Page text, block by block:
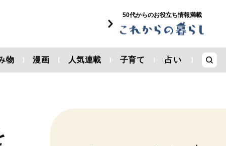
50代からのお役立ち情報満載
物 漫画 人気連載 子育て 占い